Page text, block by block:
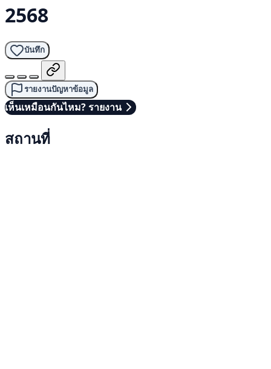
2568
บันทึก
รายงานปัญหาข้อมูล
เห็นเหมือนกันไหม? รายงาน
สถานที่